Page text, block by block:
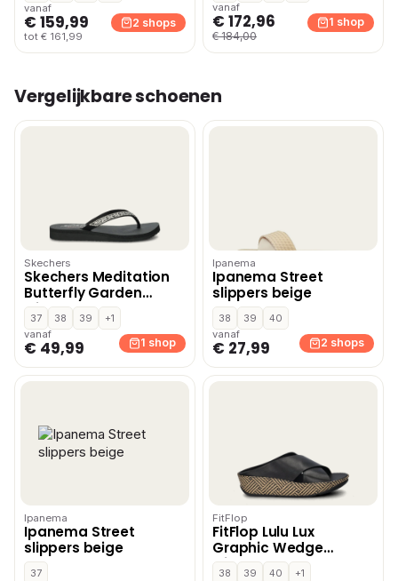
vanaf
€ 159,99
tot € 161,99
2 shops
vanaf
€ 172,96
€ 184,00
1 shop
Vergelijkbare schoenen
Skechers
Skechers Meditation
Butterfly Garden
slippers – Zwart
37 38 39
+1
vanaf
€ 49,99 1 shop
Ipanema
Ipanema Street
slippers beige
38 39
40
vanaf
€ 27,99 2 shops
Ipanema
Ipanema Street
slippers beige
37
FitFlop
FitFlop Lulu Lux
Graphic Wedge
slippers – Zwart
38 39 40
+1